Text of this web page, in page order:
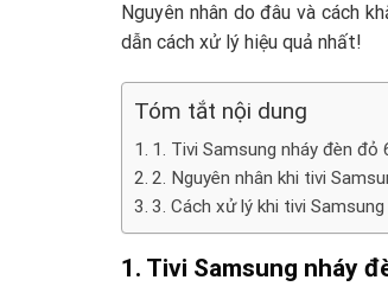
Nguyên nhân do đâu và cách
dẫn cách xử lý hiệu quả nhất!
Tóm tắt nội dung
1. Tivi Samsung nháy đèn đỏ
2. Nguyên nhân khi tivi
3. Cách xử lý khi tivi
1. Tivi Samsung nháy